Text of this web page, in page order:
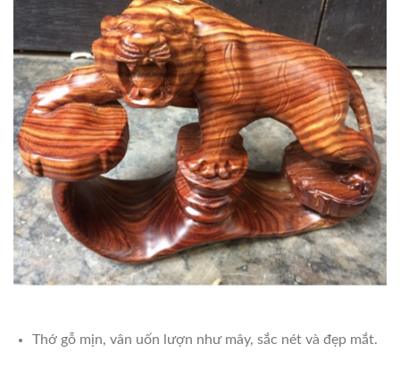
Thớ gỗ mịn, vân uốn lượn như mây, sắc nét và đẹp mắt.